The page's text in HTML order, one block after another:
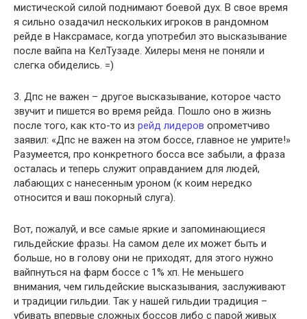
мистической силой поднимают боевой дух. В свое время
я сильно озадачил нескольких игроков в рандомном
рейде в Наксрамасе, когда употребил это высказывание
после вайпа на КелТузаде. Хилеры меня не поняли и
слегка обиделись. =)
3. Дпс не важен – другое высказывание, которое часто
звучит и пишется во время рейда. Пошло оно в жизнь
после того, как кто-то из рейд лидеров опрометчиво
заявил: «Дпс не важен на этом боссе, главное не умрите!»
Разумеется, про конкретного босса все забыли, а фраза
осталась и теперь служит оправданием для людей,
лабающих с нанесенным уроном (к коим нередко
относится и ваш покорный слуга).
Вот, пожалуй, и все самые яркие и запоминающиеся
гильдейские фразы. На самом деле их может быть и
больше, но в голову они не приходят, для этого нужно
вайпнуться на фарм боссе с 1% хп. Не меньшего
внимания, чем гильдейские высказывания, заслуживают
и традиции гильдии. Так у нашей гильдии традиция –
убивать впервые сложных боссов либо с парой живых